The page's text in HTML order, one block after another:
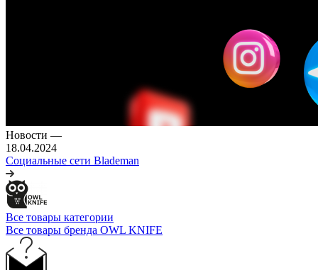
Новости —
18.04.2024
Социальные сети Blademan
Все товары категории
Все товары бренда OWL KNIFE